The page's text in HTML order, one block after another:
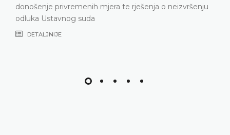
donošenje privremenih mjera te rješenja o neizvršenju
odluka Ustavnog suda
DETALJNIJE